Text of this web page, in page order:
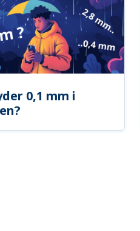
0,1 mm i